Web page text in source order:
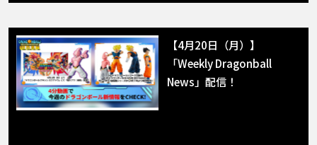
【4月20日（月）】
「Weekly Dragonball
News」配信！